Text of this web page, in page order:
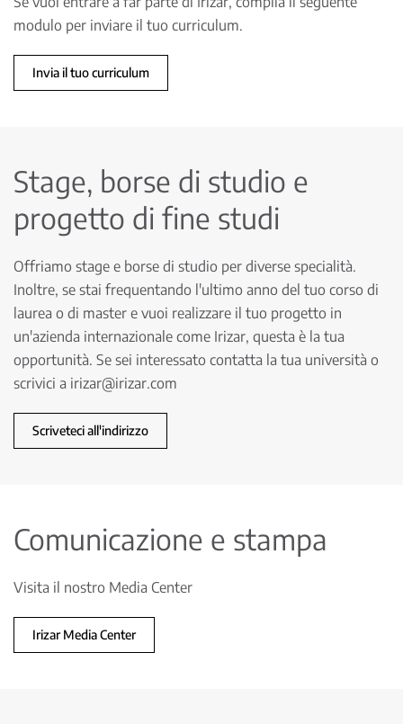
modulo per inviare il tuo curriculum.
Invia il tuo curriculum
Stage, borse di studio e
progetto di fine studi
Offriamo stage e borse di studio per diverse specialità.
Inoltre, se stai frequentando l'ultimo anno del tuo corso di
laurea o di master e vuoi realizzare il tuo progetto in
un'azienda internazionale come Irizar, questa è la tua
opportunità. Se sei interessato contatta la tua università o
scrivici a irizar@irizar.com
Scriveteci all'indirizzo
Comunicazione e stampa
Visita il nostro Media Center
Irizar Media Center